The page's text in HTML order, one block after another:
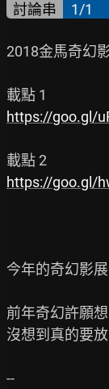
討論串 1/1
2018金馬奇幻
https://goo.gl/
https://goo.gl/
今年的奇幻影展
前年奇幻許願
沒想到真的要